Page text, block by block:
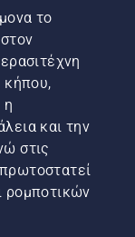
το
κήπου,
η
και την
στις
ρομποτικών